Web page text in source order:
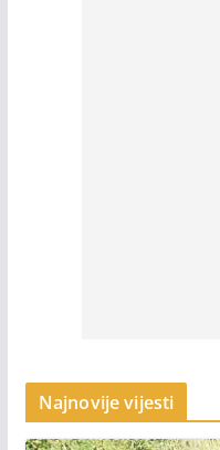
Najnovije vijesti